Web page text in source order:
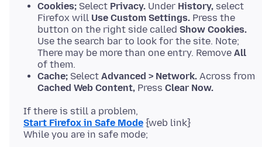
Cookies; Select Privacy. Under History, select
Firefox will Use Custom Settings. Press the
button on the right side called Show Cookies.
Use the search bar to look for the site. Note;
There may be more than one entry. Remove All
of them.
Cache; Select Advanced > Network. Across from
Cached Web Content, Press Clear Now.
Start Firefox in Safe Mode {web link}